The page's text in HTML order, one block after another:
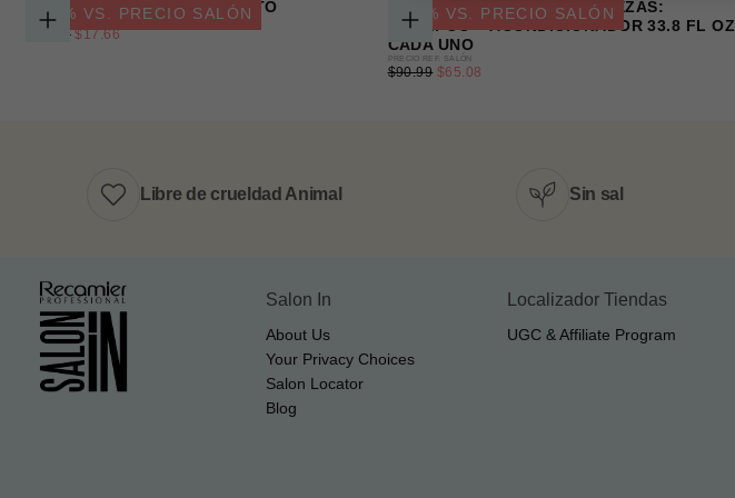
AGREGAR
GREEN FOREST TRATAMIENTO
29 % VS. PRECIO SALÓN
PRECIO
REGULAR
PRECIO REF. SALÓN
$24.99PRECIO
$17.66
AGREGAR
AL
CARRITO
GREEN FOREST SET DE 2 PIEZAS:
SHAMPOO + ACONDICIONADOR 33.8 FL OZ
CADA UNO
28 % VS. PRECIO SALÓN
PRECIO
REGULAR
PRECIO REF. SALÓN
$90.99 PRECIO
$65.08
Libre de crueldad Animal Sin sal
Salon In
About Us
Your Privacy Choices
Salon Locator
Blog
Localizador Tiendas
UGC & Affiliate Program